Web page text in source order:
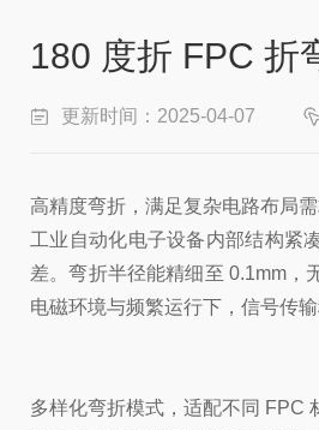
180 度折 FPC 折
更新时间：2025-04-07
高精度弯折，满足复杂电路布局
工业自动化电子设备内部结构紧
差。弯折半径能精细至 0.1mm，
电磁环境与频繁运行下，信号传
多样化弯折模式，适配不同 FPC